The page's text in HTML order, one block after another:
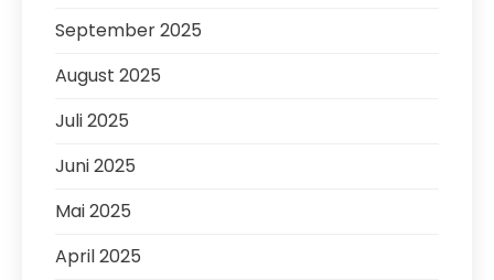
September 2025
August 2025
Juli 2025
Juni 2025
Mai 2025
April 2025